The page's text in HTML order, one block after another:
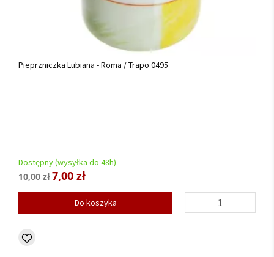
Pieprzniczka Lubiana - Roma / Trapo 0495
Dostępny (wysyłka do 48h)
10,00 zł7,00 zł
Do koszyka